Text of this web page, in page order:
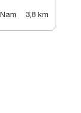
3,8 km